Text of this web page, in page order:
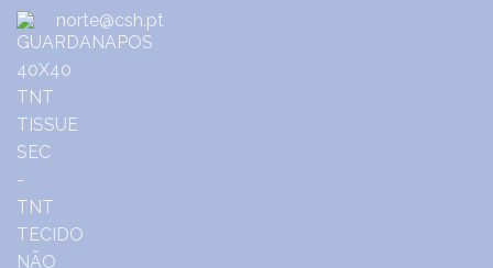
norte@csh.pt